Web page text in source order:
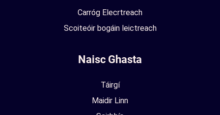
Carróg Elecrtreach
Scoiteóir bogáin leictreach
Naisc Ghasta
Táirgí
Maidir Linn